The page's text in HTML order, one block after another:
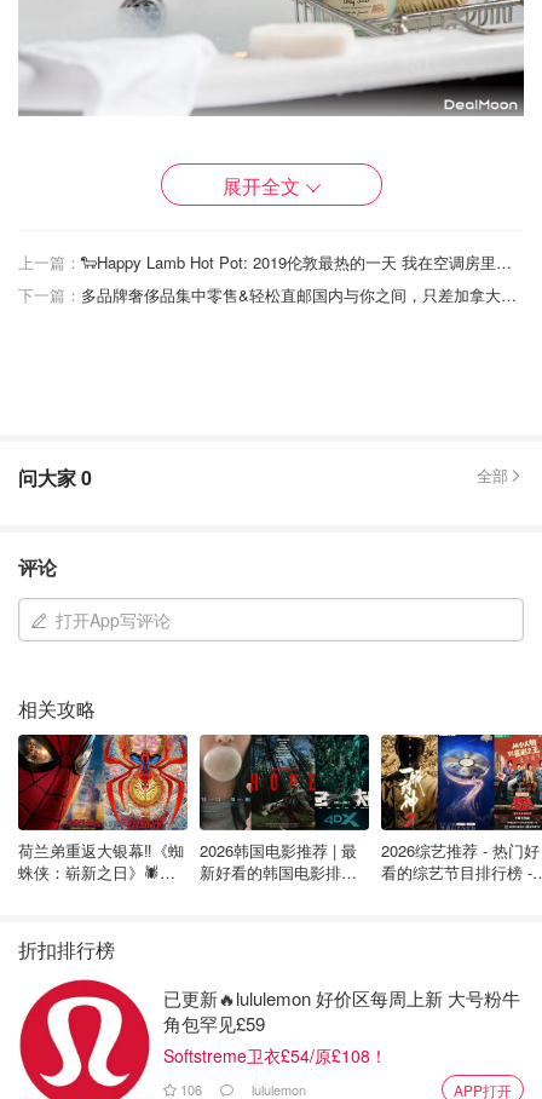
SABON 是来自以色列的品牌，创始人Sigal Kotler-Levi 女
士和Avi Piatok 先生从小便是挚友。在幸运寻获了一份澳大
SABON 这一个单词我第一次听到还以为是法语的"C'est
bon"，就是"It's good"的意思。后来才知道，SABON 其实
是闪米特语中“香皂” 的意思，和品牌的创立是紧密相连呢。
星单品身体磨砂膏、沐浴乳、家居香氛等等。
展开全文
上一篇：
🐑Happy Lamb Hot Pot: 2019伦敦最热的一天 我在空调房里恰火锅
下一篇：
多品牌奢侈品集中零售&轻松直邮国内与你之间，只差加拿大知名电商SSENSE
问大家0 全部
评论
打开App写评论
相关攻略
荷兰弟重返大银幕‼️《蜘
蛛侠：崭新之日》🕷️北
2026韩国电影推荐 | 最
新好看的韩国电影排行
2026综艺推荐 - 热门好
看的综艺节目排行榜 -
折扣排行榜
已更新🔥lululemon 好价区每周上新 大号粉牛
角包罕见£59
Softstreme卫衣£54/原£108！
106 lululemon APP打开